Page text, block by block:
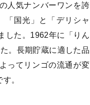
人気ナンバーワンを誇
「国光」と「デリシャ
した。1962年に「りん
。長期貯蔵に適した品
ってリンゴの流通が変
。